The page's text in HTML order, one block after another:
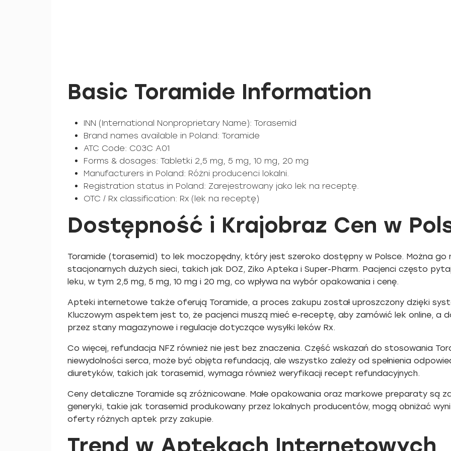
Basic Toramide Information
INN (International Nonproprietary Name): Torasemid
Brand names available in Poland: Toramide
ATC Code: C03C A01
Forms & dosages: Tabletki 2,5 mg, 5 mg, 10 mg, 20 mg
Manufacturers in Poland: Różni producenci lokalni.
Registration status in Poland: Zarejestrowany jako lek na receptę.
OTC / Rx classification: Rx (lek na receptę)
Dostępność i Krajobraz Cen w
Toramide (torasemid) to lek moczopędny, który jest szeroko dostępny w Polsce. Można go
stacjonarnych dużych sieci, takich jak DOZ, Ziko Apteka i Super-Pharm. Pacjenci często
leku, w tym 2,5 mg, 5 mg, 10 mg i 20 mg, co wpływa na wybór opakowania i cenę.
Apteki internetowe także oferują Toramide, a proces zakupu został uproszczony dzięki
Kluczowym aspektem jest to, że pacjenci muszą mieć e-receptę, aby zamówić lek online, a
przez stany magazynowe i regulacje dotyczące wysyłki leków Rx.
Co więcej, refundacja NFZ również nie jest bez znaczenia. Część wskazań do stosowania
niewydolności serca, może być objęta refundacją, ale wszystko zależy od spełnienia
diuretyków, takich jak torasemid, wymaga również weryfikacji recept refundacyjnych.
Ceny detaliczne Toramide są zróżnicowane. Małe opakowania oraz markowe preparaty są
generyki, takie jak torasemid produkowany przez lokalnych producentów, mogą obniżać
oferty różnych aptek przy zakupie.
Trend w Aptekach Internetowych